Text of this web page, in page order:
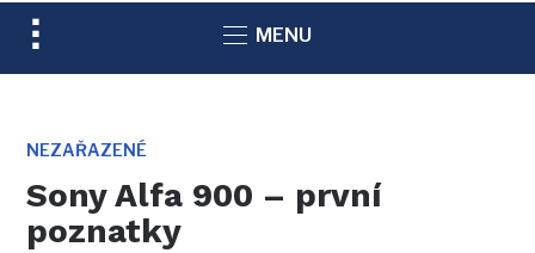
TOGGLE
SIDEBAR
NAVIGATION
MENU
NEZAŘAZENÉ
Sony Alfa 900 – první
poznatky